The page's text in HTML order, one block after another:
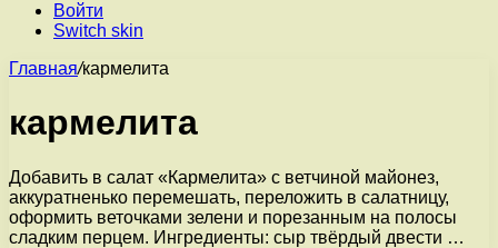
Войти
Switch skin
Главная/кармелита
кармелита
Добавить в салат «Кармелита» с ветчиной майонез,
аккуратненько перемешать, переложить в салатницу,
оформить веточками зелени и порезанным на полосы
сладким перцем. Ингредиенты: сыр твёрдый двести …